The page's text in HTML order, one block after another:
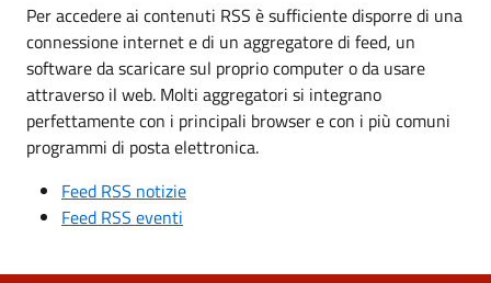
Per accedere ai contenuti RSS è sufficiente disporre di una
connessione internet e di un aggregatore di feed, un
software da scaricare sul proprio computer o da usare
attraverso il web. Molti aggregatori si integrano
perfettamente con i principali browser e con i più comuni
programmi di posta elettronica.
Feed RSS notizie
Feed RSS eventi